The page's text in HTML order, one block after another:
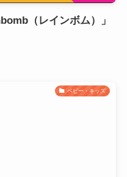
（レインボム）」
ベビー・キッズ